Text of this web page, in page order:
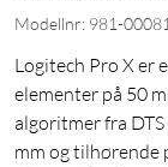
Modellnr: 981-
Logitech Pro X er
elementer på 50
algoritmer fra
mm og tilhørende